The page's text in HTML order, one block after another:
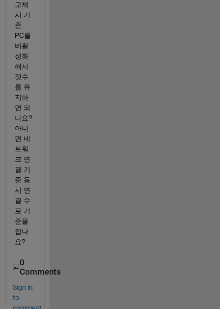
교체
시 기
존
PC를
비활
성화
해서
갯수
를 유
지하
면 되
나요?
아니
면 네
트워
크 연
결 기
준 동
시 연
결 수
로 기
준을
잡나
요?
0
Comments
Sign in
to